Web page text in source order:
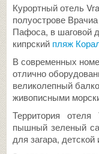
Курортный отель
полуострове
Пафоса, в шаговой
кипрский пляж
В современных
отлично
великолепный
живописными
Территория
пышный зеленый
для загара,